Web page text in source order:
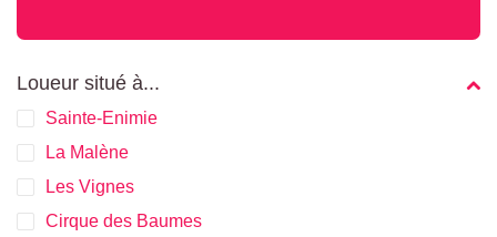
Loueur situé à...
Sainte-Enimie
La Malène
Les Vignes
Cirque des Baumes